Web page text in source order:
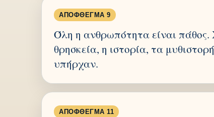
ΑΠΌΦΘΕΓΜΑ 9
Όλη η ανθρωπότητα είναι πάθος.
θρησκεία, η ιστορία, τα
υπήρχαν.
ΑΠΌΦΘΕΓΜΑ 11